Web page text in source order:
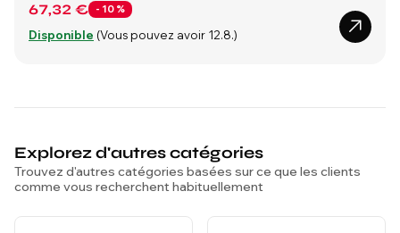
67,32 € - 10 %
Disponible (Vous pouvez avoir 12.8.)
Explorez d'autres catégories
Trouvez d'autres catégories basées sur ce que les clients
comme vous recherchent habituellement